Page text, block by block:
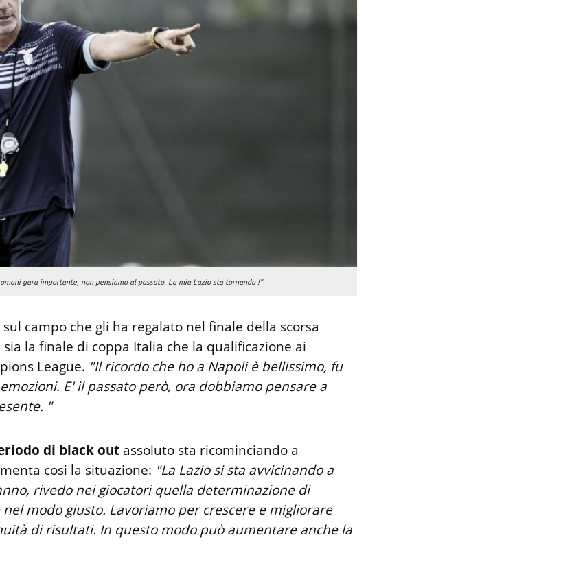
gara importante, non pensiamo al passato. La mia Lazio sta tornando !"
campo che gli ha regalato nel finale della scorsa
la finale di coppa Italia che la qualificazione ai
League. "Il ricordo che ho a Napoli è bellissimo, fu
E' il passato però, ora dobbiamo pensare a
"
di black out assoluto sta ricominciando a
cosi la situazione: "La Lazio si sta avvicinando a
rivedo nei giocatori quella determinazione di
modo giusto. Lavoriamo per crescere e migliorare
di risultati. In questo modo può aumentare anche la